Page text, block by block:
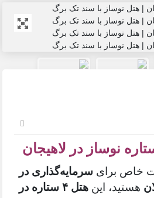
برایسرمایه‌گذاری در
این
هتل ۴ ستاره در